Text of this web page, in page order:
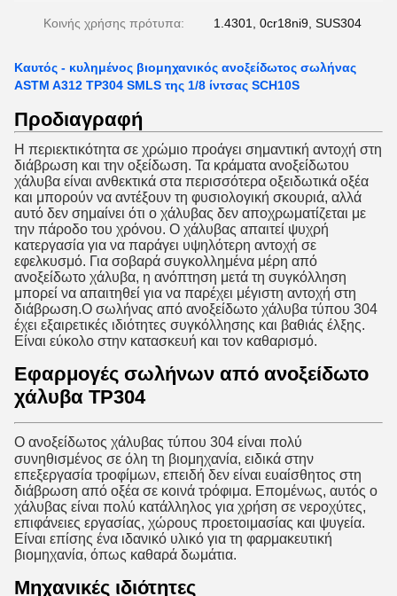
Κοινής χρήσης πρότυπα: 1.4301, 0cr18ni9, SUS304
Καυτός - κυλημένος βιομηχανικός ανοξείδωτος σωλήνας
ASTM A312 TP304 SMLS της 1/8 ίντσας SCH10S
Προδιαγραφή
Η περιεκτικότητα σε χρώμιο προάγει σημαντική αντοχή στη
διάβρωση και την οξείδωση. Τα κράματα ανοξείδωτου
χάλυβα είναι ανθεκτικά στα περισσότερα οξειδωτικά οξέα
και μπορούν να αντέξουν τη φυσιολογική σκουριά, αλλά
αυτό δεν σημαίνει ότι ο χάλυβας δεν αποχρωματίζεται με
την πάροδο του χρόνου. Ο χάλυβας απαιτεί ψυχρή
κατεργασία για να παράγει υψηλότερη αντοχή σε
εφελκυσμό. Για σοβαρά συγκολλημένα μέρη από
ανοξείδωτο χάλυβα, η ανόπτηση μετά τη συγκόλληση
μπορεί να απαιτηθεί για να παρέχει μέγιστη αντοχή στη
διάβρωση.Ο σωλήνας από ανοξείδωτο χάλυβα τύπου 304
έχει εξαιρετικές ιδιότητες συγκόλλησης και βαθιάς έλξης.
Είναι εύκολο στην κατασκευή και τον καθαρισμό.
Εφαρμογές σωλήνων από ανοξείδωτο
χάλυβα TP304
Ο ανοξείδωτος χάλυβας τύπου 304 είναι πολύ
συνηθισμένος σε όλη τη βιομηχανία, ειδικά στην
επεξεργασία τροφίμων, επειδή δεν είναι ευαίσθητος στη
διάβρωση από οξέα σε κοινά τρόφιμα. Επομένως, αυτός ο
χάλυβας είναι πολύ κατάλληλος για χρήση σε νεροχύτες,
επιφάνειες εργασίας, χώρους προετοιμασίας και ψυγεία.
Είναι επίσης ένα ιδανικό υλικό για τη φαρμακευτική
βιομηχανία, όπως καθαρά δωμάτια.
Μηχανικές ιδιότητες